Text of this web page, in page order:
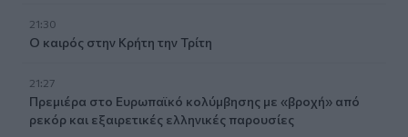
21:30
Ο καιρός στην Κρήτη την Τρίτη
21:27
Πρεμιέρα στο Ευρωπαϊκό κολύμβησης με «βροχή» από
ρεκόρ και εξαιρετικές ελληνικές παρουσίες